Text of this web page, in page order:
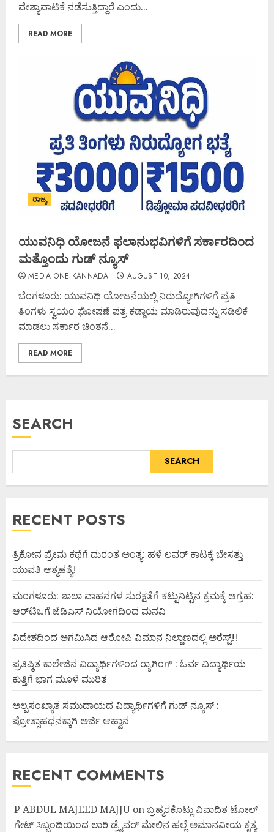
ವೇಶ್ಯಾವಾಟಿಕೆ ನಡೆಸುತ್ತಿದ್ದಾರೆ ಎಂದು...
READ MORE
ರಾಜ್ಯ
ಯುವನಿಧಿ ಯೋಜನೆ ಫಲಾನುಭವಿಗಳಿಗೆ ಸರ್ಕಾರದಿಂದ
ಮತ್ತೊಂದು ಗುಡ್ ನ್ಯೂಸ್
MEDIA ONE KANNADA AUGUST 10, 2024
ಬೆಂಗಳೂರು: ಯುವನಿಧಿ ಯೋಜನೆಯಲ್ಲಿ ನಿರುದ್ಯೋಗಿಗಳಿಗೆ ಪ್ರತಿ
ತಿಂಗಳು ಸ್ವಯಂ ಘೋಷಣೆ ಪತ್ರ ಕಡ್ಡಾಯ ಮಾಡಿರುವುದನ್ನು ಸಡಿಲಿಕೆ
ಮಾಡಲು ಸರ್ಕಾರ ಚಿಂತನೆ...
READ MORE
SEARCH
SEARCH
RECENT POSTS
ತ್ರಿಕೋನ ಪ್ರೇಮ ಕಥೆಗೆ ದುರಂತ ಅಂತ್ಯ: ಹಳೆ ಲವರ್ ಕಾಟಕ್ಕೆ ಬೇಸತ್ತು
ಯುವತಿ ಆತ್ಮಹತ್ಯೆ!
ಮಂಗಳೂರು: ಶಾಲಾ ವಾಹನಗಳ ಸುರಕ್ಷತೆಗೆ ಕಟ್ಟುನಿಟ್ಟಿನ ಕ್ರಮಕ್ಕೆ ಆಗ್ರಹ:
ಆರ್‌ಟಿಒಗೆ ಜೆಡಿಎಸ್ ನಿಯೋಗದಿಂದ ಮನವಿ
ವಿದೇಶದಿಂದ ಅಗಮಿಸಿದ ಆರೋಪಿ ವಿಮಾನ ನಿಲ್ದಾಣದಲ್ಲಿ ಅರೆಸ್ಟ್‌!!
ಪ್ರತಿಷ್ಠಿತ ಕಾಲೇಜಿನ ವಿದ್ಯಾರ್ಥಿಗಳಿಂದ ರ‍್ಯಾಗಿಂಗ್ : ಓರ್ವ ವಿದ್ಯಾರ್ಥಿಯ
ಕುತ್ತಿಗೆ ಭಾಗ ಮೂಳೆ ಮುರಿತ
ಅಲ್ಪಸಂಖ್ಯಾತ ಸಮುದಾಯದ ವಿದ್ಯಾರ್ಥಿಗಳಿಗೆ ಗುಡ್ ನ್ಯೂಸ್ :
ಪ್ರೋತ್ಸಾಹಧನಕ್ಕಾಗಿ ಅರ್ಜಿ ಆಹ್ವಾನ
RECENT COMMENTS
P ABDUL MAJEED MAJJU onಬ್ರಹ್ಮರಕೊಟ್ಲು ವಿವಾದಿತ ಟೋಲ್
ಗೇಟ್ ಸಿಬ್ಬಂದಿಯಿಂದ ಲಾರಿ ಡ್ರೈವರ್ ಮೇಲಿನ ಹಲ್ಲೆ ಅಮಾನವೀಯ ಕೃತ್ಯ